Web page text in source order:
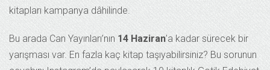
kitapları kampanya dâhilinde.
Bu arada Can Yayınları’nın 14 Haziran’a kadar sürecek bir
yarışması var. En fazla kaç kitap taşıyabilirsiniz? Bu sorunun